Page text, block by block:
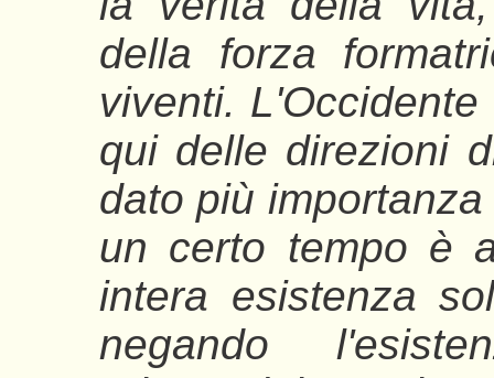
della forza
viventi.
qui delle direzioni
dato più
un certo tempo è
intera esistenza
negando